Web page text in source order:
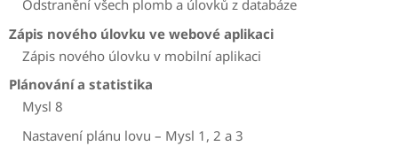
Odstranění všech plomb a úlovků z databáze
Zápis nového úlovku ve webové aplikaci
Zápis nového úlovku v mobilní aplikaci
Plánování a statistika
Mysl 8
Nastavení plánu lovu – Mysl 1, 2 a 3